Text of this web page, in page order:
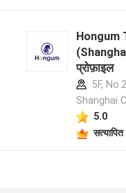
Hongum
प्रोफ़ाइल
5F,
Shanghai
5.0